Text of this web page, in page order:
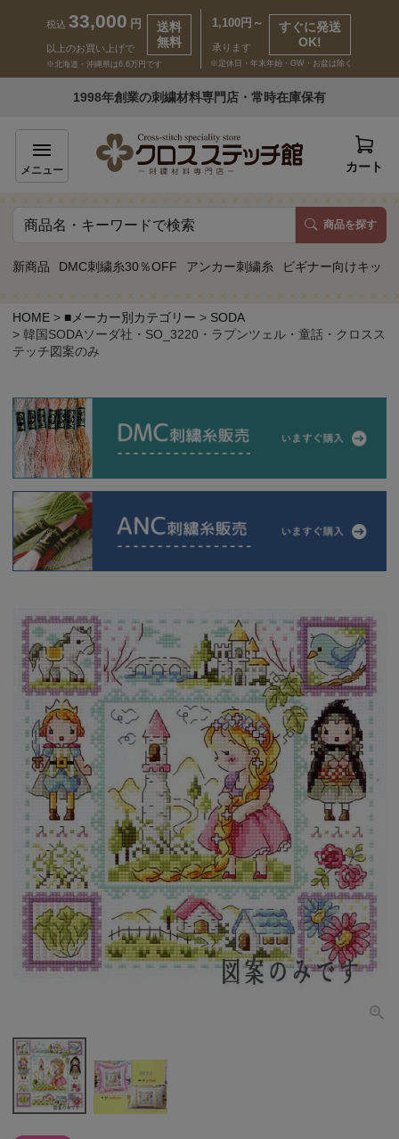
税込 33,000 円
以上のお買い上げで
送料
無料
※北海道・沖縄県は6.6万円です
1,100円～
承ります
すぐに発送
OK!
※定休日・年末年始・GW・お盆は除く
1998年創業の刺繍材料専門店・常時在庫保有
メニュー カート
商品を探す
新商品 DMC刺繍糸30％OFF アンカー刺繍糸 ビギナー向けキット
いらっしゃいませ ゲスト 様
商品一覧
取り扱いブランドから探す
当店について
よくあるご質問
ご利用ガイド
返品特約について
新規会員登録
会員規約について
特定商取引法について
個人情報取り扱いについて
閉じる
HOME ■メーカー別カテゴリー
SODA
韓国SODAソーダ社・SO_3220・ラプンツェル・童話・クロスス
テッチ図案のみ